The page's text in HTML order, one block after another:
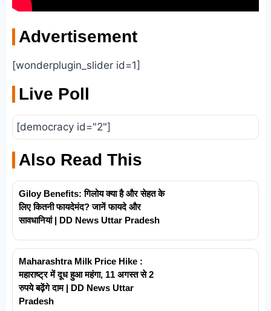
Advertisement
[wonderplugin_slider id=1]
Live Poll
[democracy id="2"]
Also Read This
Giloy Benefits: गिलोय क्या है और सेहत के
लिए कितनी फायदेमंद? जानें फायदे और
सावधानियां | DD News Uttar Pradesh
Maharashtra Milk Price Hike :
महाराष्ट्र में दूध हुआ महंगा, 11 अगस्त से 2
रुपये बढ़ेंगे दाम | DD News Uttar
Pradesh